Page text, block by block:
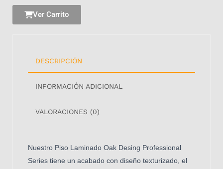
Ver Carrito
DESCRIPCIÓN
INFORMACIÓN ADICIONAL
VALORACIONES (0)
Nuestro Piso Laminado Oak Desing Professional
Series tiene un acabado con diseño texturizado, el